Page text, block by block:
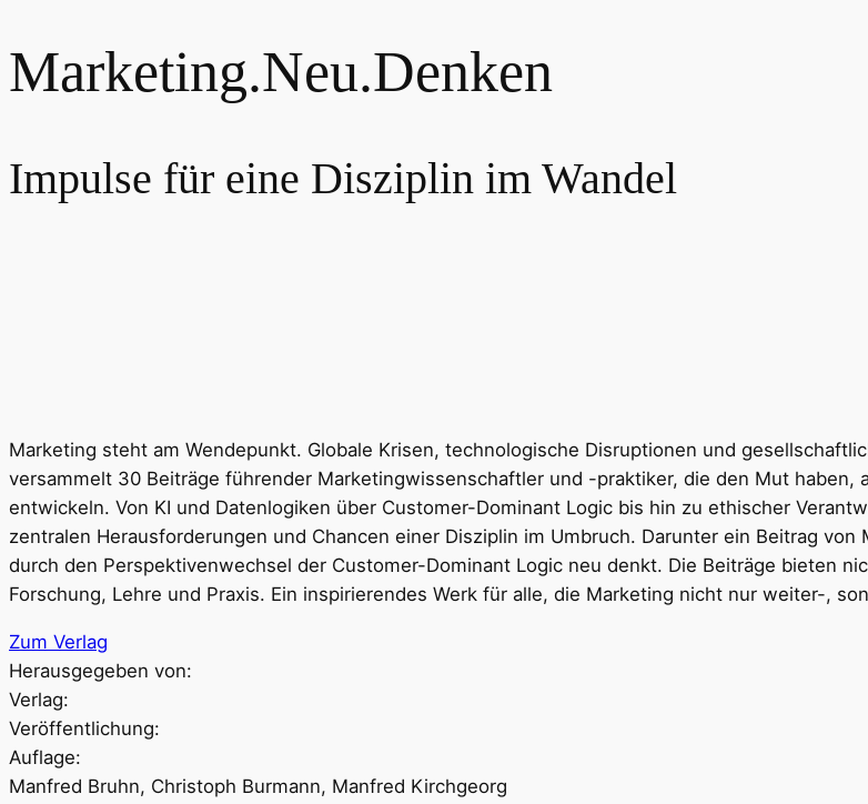
Marketing.Neu.Denken
Impulse für eine Disziplin im Wandel
Marketing steht am Wendepunkt. Globale Krisen, technologische Disruptionen und
versammelt 30 Beiträge führender Marketingwissenschaftler und -praktiker, die den Mut
entwickeln. Von KI und Datenlogiken über Customer-Dominant Logic bis hin zu ethischer
zentralen Herausforderungen und Chancen einer Disziplin im Umbruch. Darunter ein Beitrag
durch den Perspektivenwechsel der Customer-Dominant Logic neu denkt. Die Beiträge bieten
Forschung, Lehre und Praxis. Ein inspirierendes Werk für alle, die Marketing nicht nur weiter-,
Zum Verlag
Herausgegeben von:
Verlag:
Veröffentlichung:
Auflage:
Manfred Bruhn, Christoph Burmann, Manfred Kirchgeorg